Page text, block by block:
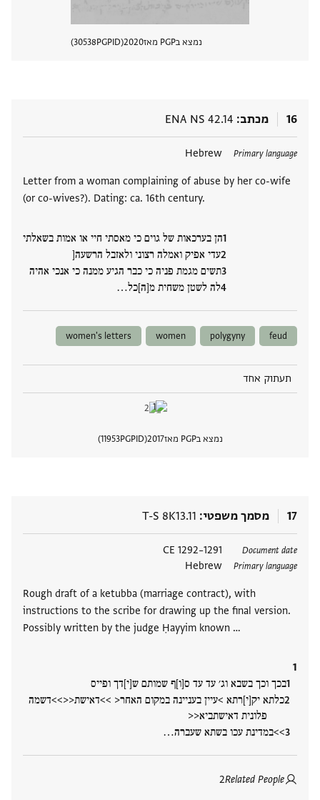
נמצא בPGP מאז 2020
PGPID
30538
16 מכתב ENA NS 42.14
Primary language
Hebrew
Letter from a woman complaining of abuse by her co-wife
(or co-wives?). Dating: ca. 16th century.
הן בערכאות של גוים כי מאסתי חיי או אמות בשאלתי
עדי אפיק ואמלה רצוני ולאזבל הרשעה[
תשים מגמת פניה כי כבר הגיע ממנה כי אנכי אהיה
לה לשטן משחית מ[ה]כל‮…
תגים
feud
polygyny
women
women's letters
תעתוק אחד
נמצא בPGP מאז 2017
PGPID
11953
17 מסמך משפטי T-S 8K13.11
Document date
1291–1292 CE
Primary language
Hebrew
Rough draft of a ketubba (marriage contract), with
instructions to the scribe for drawing up the final version.
Possibly written by the judge Ḥayyim known …
1
בכך וכך בשבא וג׳ עד עד ס[ו]ף שמותם ש[י]דך ופייס
כלתא יק[י]רתא >עיין בעניינה במקום האחר< >>דאישת<<>>דשמה
פלונית דאישתביא<<
>>במדינת עכו בשתא שעברה‮…
Related People
2
תגים